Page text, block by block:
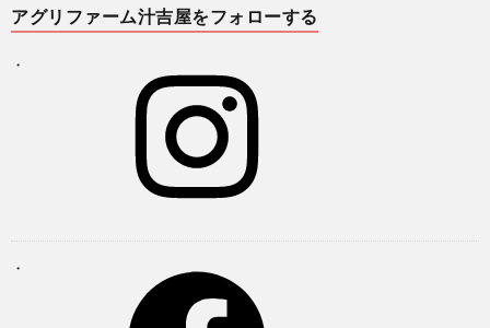
アグリファーム汁吉屋をフォローする